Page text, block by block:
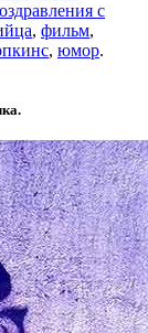
с
, фильм,
, юмор.